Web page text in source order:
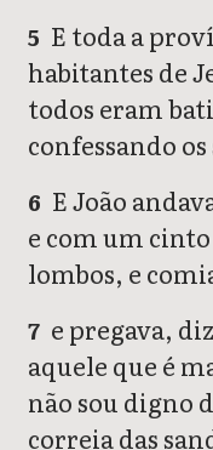
5 E toda a
habitantes de
todos eram
confessando os
6 E João
e com um
lombos, e
7 e pregava,
aquele que é
não sou digno
correia das